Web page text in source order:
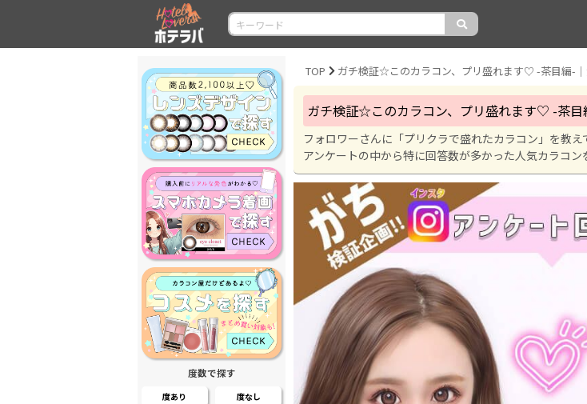
度数で探す
度あり 度なし
TOP ガチ検証☆このカラコン、プリ盛れます♡ -茶目編-
ガチ検証☆このカラコン、プリ盛れます♡ -茶目
フォロワーさんに「プリクラで盛れたカラコン」を教
アンケートの中から特に回答数が多かった人気カラコ